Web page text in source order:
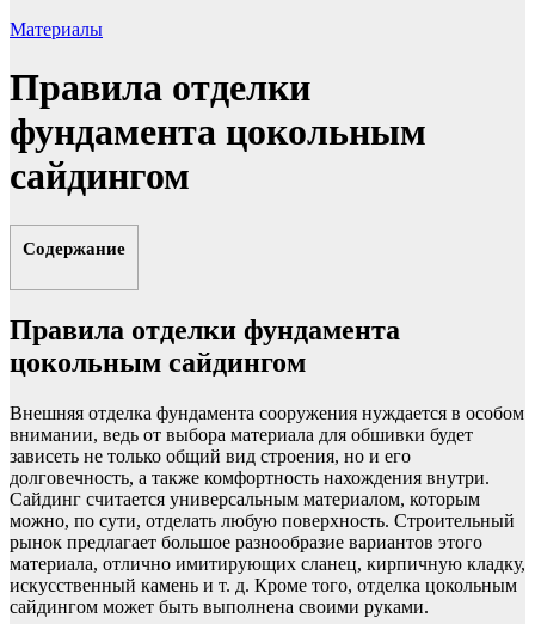
Материалы
Правила отделки
фундамента цокольным
сайдингом
Содержание
Правила отделки фундамента
цокольным сайдингом
Внешняя отделка фундамента сооружения нуждается в особом
внимании, ведь от выбора материала для обшивки будет
зависеть не только общий вид строения, но и его
долговечность, а также комфортность нахождения внутри.
Сайдинг считается универсальным материалом, которым
можно, по сути, отделать любую поверхность. Строительный
рынок предлагает большое разнообразие вариантов этого
материала, отлично имитирующих сланец, кирпичную кладку,
искусственный камень и т. д. Кроме того, отделка цокольным
сайдингом может быть выполнена своими руками.